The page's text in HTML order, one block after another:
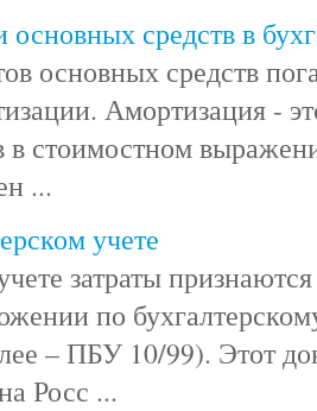
средств в
основных средств
Амортизация -
в стоимостном
...
учете
затраты
по
– ПБУ 10/99). Этот
Росс ...